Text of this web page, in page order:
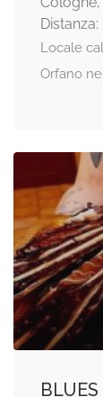
Locale
Orfano